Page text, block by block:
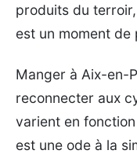
produits du
est un moment
Manger à Aix-en-
reconnecter aux
varient en
est une ode à la